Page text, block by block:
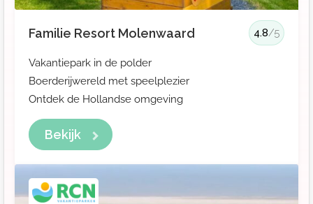
Familie Resort Molenwaard 4.8/5
Vakantiepark in de polder
Boerderijwereld met speelplezier
Ontdek de Hollandse omgeving
Bekijk